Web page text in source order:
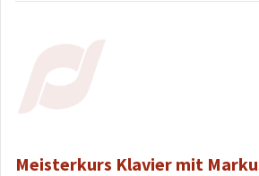
Meisterkurs Klavier mit